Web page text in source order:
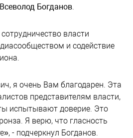
Всеволод Богданов.
власти
и содействие
я очень Вам благодарен. Эта
представителям власти,
испытывают доверие. Это
Я верю, что гласность
- подчеркнул Богданов.